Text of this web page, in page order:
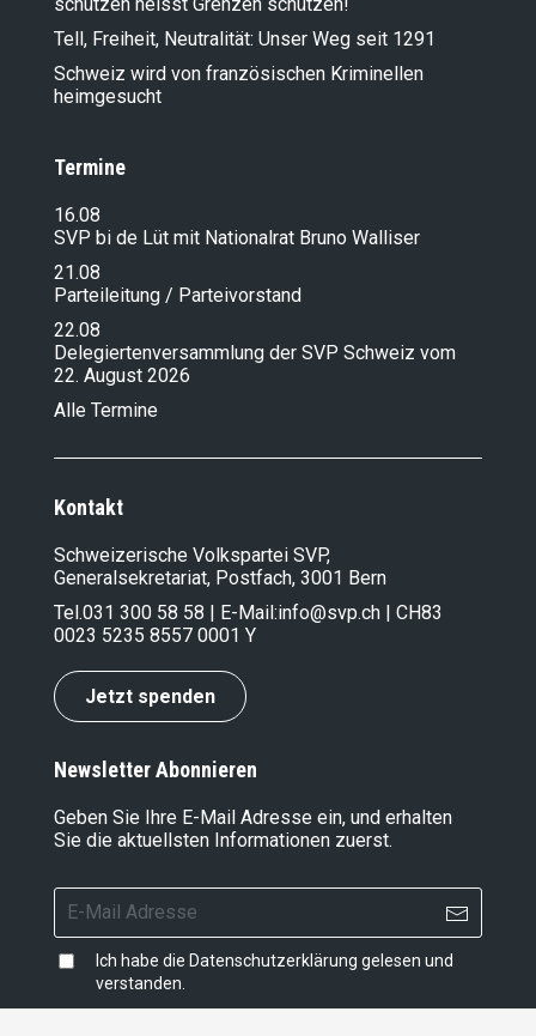
Tell, Freiheit, Neutralität: Unser Weg seit 1291
Schweiz wird von französischen Kriminellen
heimgesucht
Termine
16.08
SVP bi de Lüt mit Nationalrat Bruno Walliser
21.08
Parteileitung / Parteivorstand
22.08
Delegiertenversammlung der SVP Schweiz vom
22. August 2026
Alle Termine
Kontakt
Schweizerische Volkspartei SVP,
Generalsekretariat, Postfach, 3001 Bern
Tel.031 300 58 58 | E-Mail:info@svp.ch | CH83
0023 5235 8557 0001 Y
Jetzt spenden
Newsletter Abonnieren
Geben Sie Ihre E-Mail Adresse ein, und erhalten
Sie die aktuellsten Informationen zuerst.
Ich habe die Datenschutzerklärung gelesen und
verstanden.